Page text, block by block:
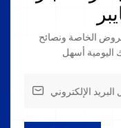
الخاصة ونصائح